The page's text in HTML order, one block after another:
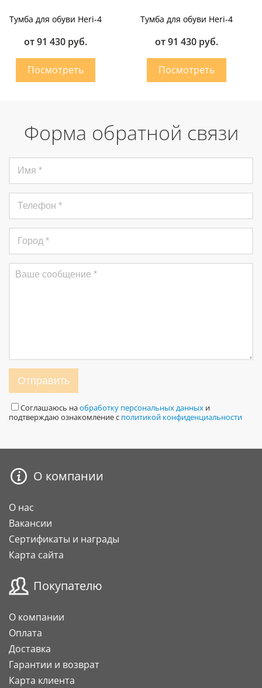
Тумба для обуви Heri-4
от 91 430 руб.
Тумба для обуви Heri-4
от 91 430 руб.
Форма обратной связи
Отправить
Соглашаюсь наобработку персональных данных и
подтверждаю ознакомление с политикой конфиденциальности
О компании
О нас
Вакансии
Сертификаты и награды
Карта сайта
Покупателю
О компании
Оплата
Доставка
Гарантии и возврат
Карта клиента